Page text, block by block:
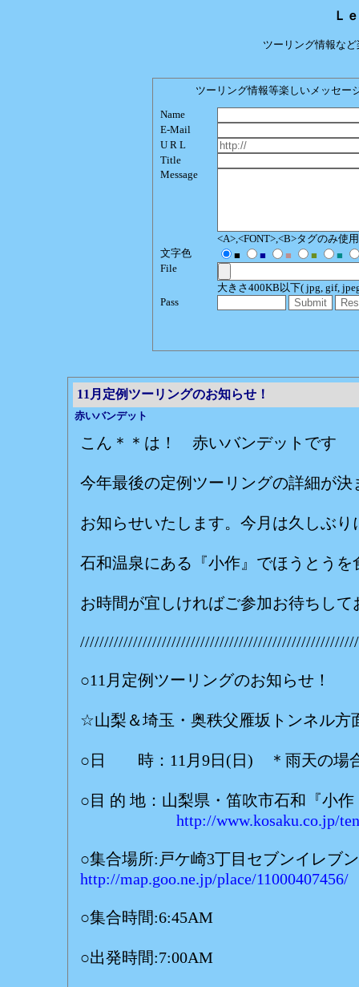
Ｌ
ツーリング情報な
ツーリング情報等楽しいメッセー
Name
E-Mail
U R L
Title
Message
<A>,<FONT>,<B>タグのみ使
文字色
■ ■ ■ ■
■
File
大きさ400KB以下( jpg, gif,
Pass
11月定例ツーリングのお知らせ！
赤いバンデット
こん＊＊は！ 赤いバンデットです
今年最後の定例ツーリングの詳細が決
お知らせいたします。今月は久しぶ
石和温泉にある『小作』でほうとうを
お時間が宜しければご参加お待ちして
○11月定例ツーリングのお知らせ！
☆山梨＆埼玉・奥秩父雁坂トンネル方
○日 時：11月9日(日) ＊雨天の場合
○目 的 地：山梨県・笛吹市石和『小
http://www.kosaku.co.jp/
○集合場所:戸ケ崎3丁目セブンイレブン
http://map.goo.ne.jp/place/11000407456/
○集合時間:6:45AM
○出発時間:7:00AM